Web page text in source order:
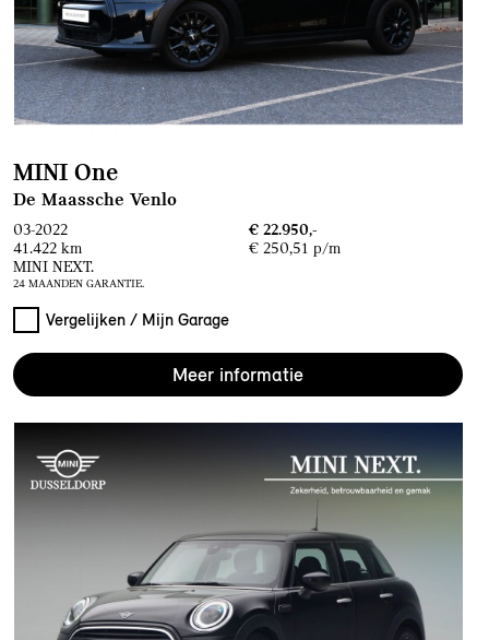
MINI One
De Maassche Venlo
03-2022
€ 22.950,-
41.422 km
€ 250,51 p/m
MINI NEXT.
24 MAANDEN GARANTIE.
Vergelijken / Mijn Garage
Meer informatie